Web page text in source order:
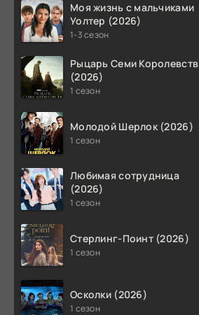
Моя жизнь с мальчиками
Уолтер (2026)
1-3 сезон
Рыцарь Семи Королевств
(2026)
1 сезон
Молодой Шерлок (2026)
1 сезон
Любимая сотрудница
(2026)
1 сезон
Стерлинг-Поинт (2026)
1 сезон
Осколки (2026)
1 сезон